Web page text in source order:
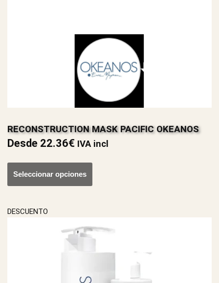
RECONSTRUCTION MASK PACIFIC OKEANOS
Desde 22.36€ IVA incl
Seleccionar opciones
DESCUENTO